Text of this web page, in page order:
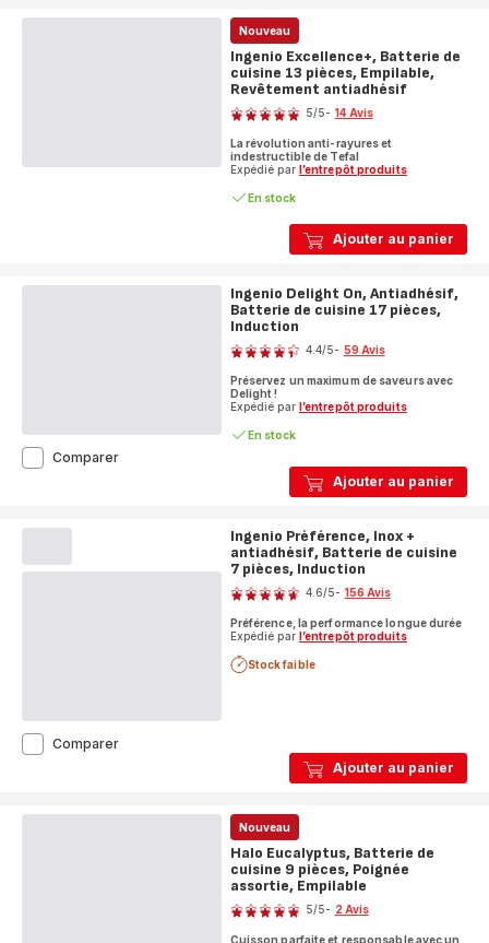
Batterie
Ajouter au panier
Nouveau
Ingenio Excellence+, Batterie de
cuisine 13 pièces, Empilable,
Revêtement antiadhésif
Note
5
étoiles
(moyenne)
5/5- 14 Avis
La révolution anti-rayures et
indestructible de Tefal
Expédié par l’entrepôt produits
En stock
Ajouter au panier
Ingenio Delight On, Antiadhésif,
Batterie de cuisine 17 pièces,
Induction
Note
4.4/5- 59 Avis
Préservez un maximum de saveurs avec
Delight !
Expédié par l’entrepôt produits
En stock
ComparerIngenio
Ajouter au panier
Ingenio Préférence, Inox +
antiadhésif, Batterie de cuisine
7 pièces, Induction
Note
4.6/5- 156 Avis
Préférence, la performance longue durée
Expédié par l’entrepôt produits
Stock faible
ComparerIngenio
antiadhésif,
Nouveau
Halo Eucalyptus, Batterie de
cuisine 9 pièces, Poignée
assortie, Empilable
Note
5/5- 2 Avis
Cuisson parfaite et responsable avec un